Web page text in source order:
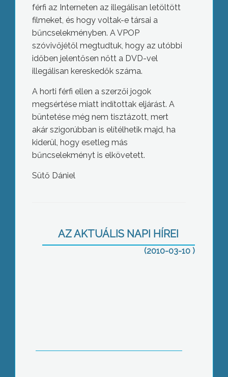
férfi az Interneten az illegálisan letöltött
filmeket, és hogy voltak-e társai a
bűncselekményben. A VPOP
szóvivőjétől megtudtuk, hogy az utóbbi
időben jelentősen nőtt a DVD-vel
illegálisan kereskedők száma.
A horti férfi ellen a szerzői jogok
megsértése miatt indítottak eljárást. A
büntetése még nem tisztázott, mert
akár szigorúbban is elítélhetik majd, ha
kiderül, hogy esetleg más
bűncselekményt is elkövetett.
Sütő Dániel
AZ AKTUÁLIS NAPI HÍREI
(2010-03-10 )
képviselőjelölt Fő téri óriásreklámját